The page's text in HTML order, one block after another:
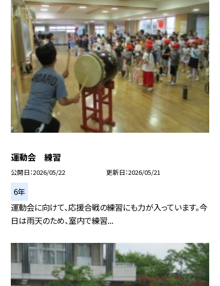
運動会 練習
公開日 2026/05/22 更新日 2026/05/21
6年
運動会に向けて、応援合戦の練習にも力が入っています。今
日は雨天のため、室内で練習...